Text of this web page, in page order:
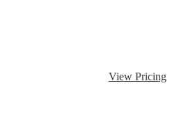
View Pricing